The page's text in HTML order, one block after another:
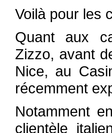
Voilà pour les
Quant aux
Zizzo, avant
Nice, au
récemment
Notamment
clientèle